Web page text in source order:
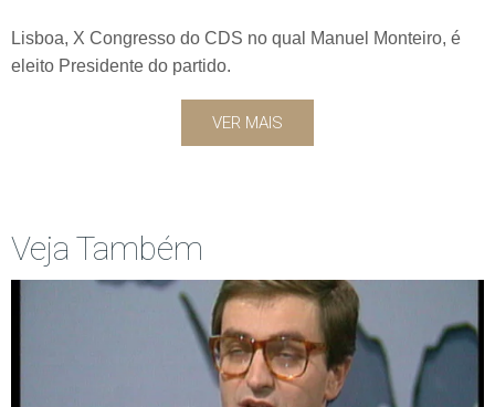
Lisboa, X Congresso do CDS no qual Manuel Monteiro, é
eleito Presidente do partido.
VER MAIS
Veja Também